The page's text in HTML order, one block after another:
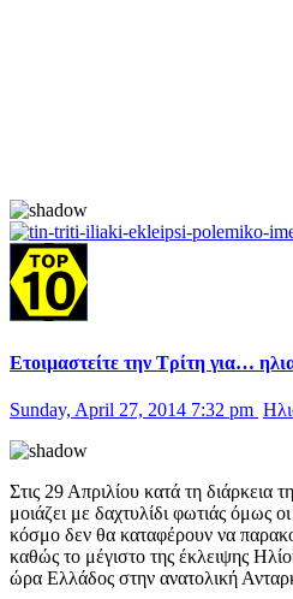
Ετοιμαστείτε την Τρίτη για…
Sunday, April 27, 2014 7:32 pm
Στις 29 Απριλίου κατά τη διάρκεια
μοιάζει με δαχτυλίδι φωτιάς όμως
κόσμο δεν θα καταφέρουν να
καθώς το μέγιστο της έκλειψης
ώρα Ελλάδος στην ανατολική